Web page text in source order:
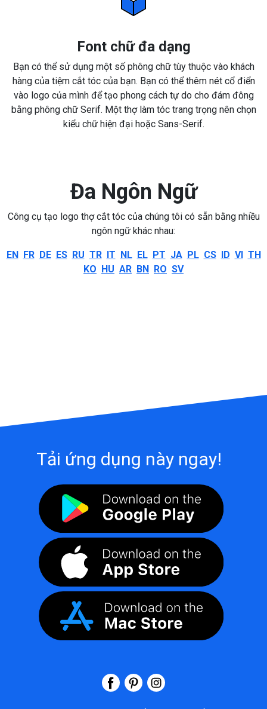
Font chữ đa dạng
Bạn có thể sử dụng một số phông chữ tùy thuộc vào khách
hàng của tiệm cắt tóc của bạn. Bạn có thể thêm nét cổ điển
vào logo của mình để tạo phong cách tự do cho đám đông
bằng phông chữ Serif. Một thợ làm tóc trang trọng nên chọn
kiểu chữ hiện đại hoặc Sans-Serif.
Đa Ngôn Ngữ
Công cụ tạo logo thợ cắt tóc của chúng tôi có sẵn bằng nhiều
ngôn ngữ khác nhau:
EN FR DE ES RU TR IT NL EL PT JA PL CS ID VI TH
KO HU AR BN RO SV
Tải ứng dụng này ngay!